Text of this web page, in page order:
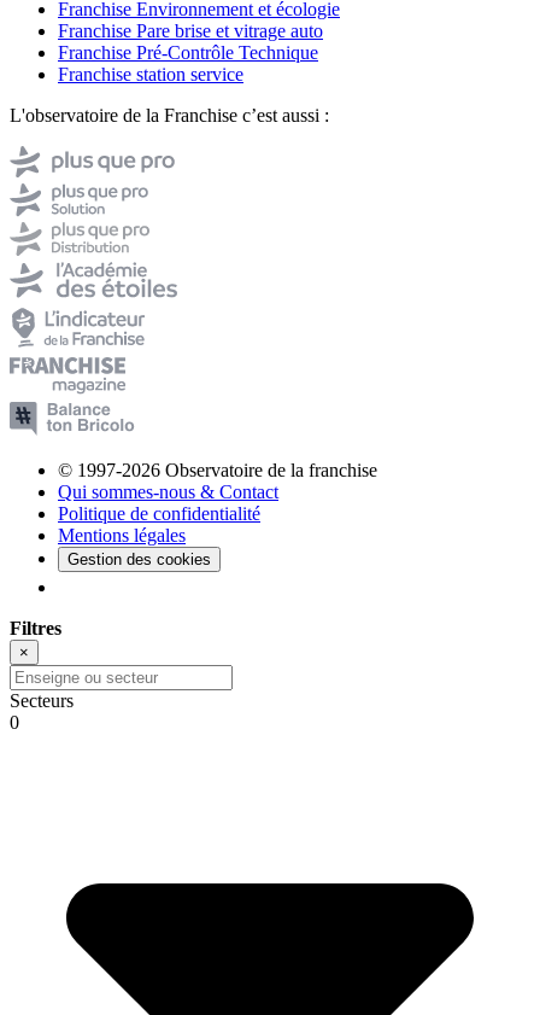
Franchise Environnement et écologie
Franchise Pare brise et vitrage auto
Franchise Pré-Contrôle Technique
Franchise station service
L'observatoire de la Franchise c’est aussi :
© 1997-2026 Observatoire de la franchise
Qui sommes-nous & Contact
Politique de confidentialité
Mentions légales
Gestion des cookies
Filtres
×
Secteurs
0